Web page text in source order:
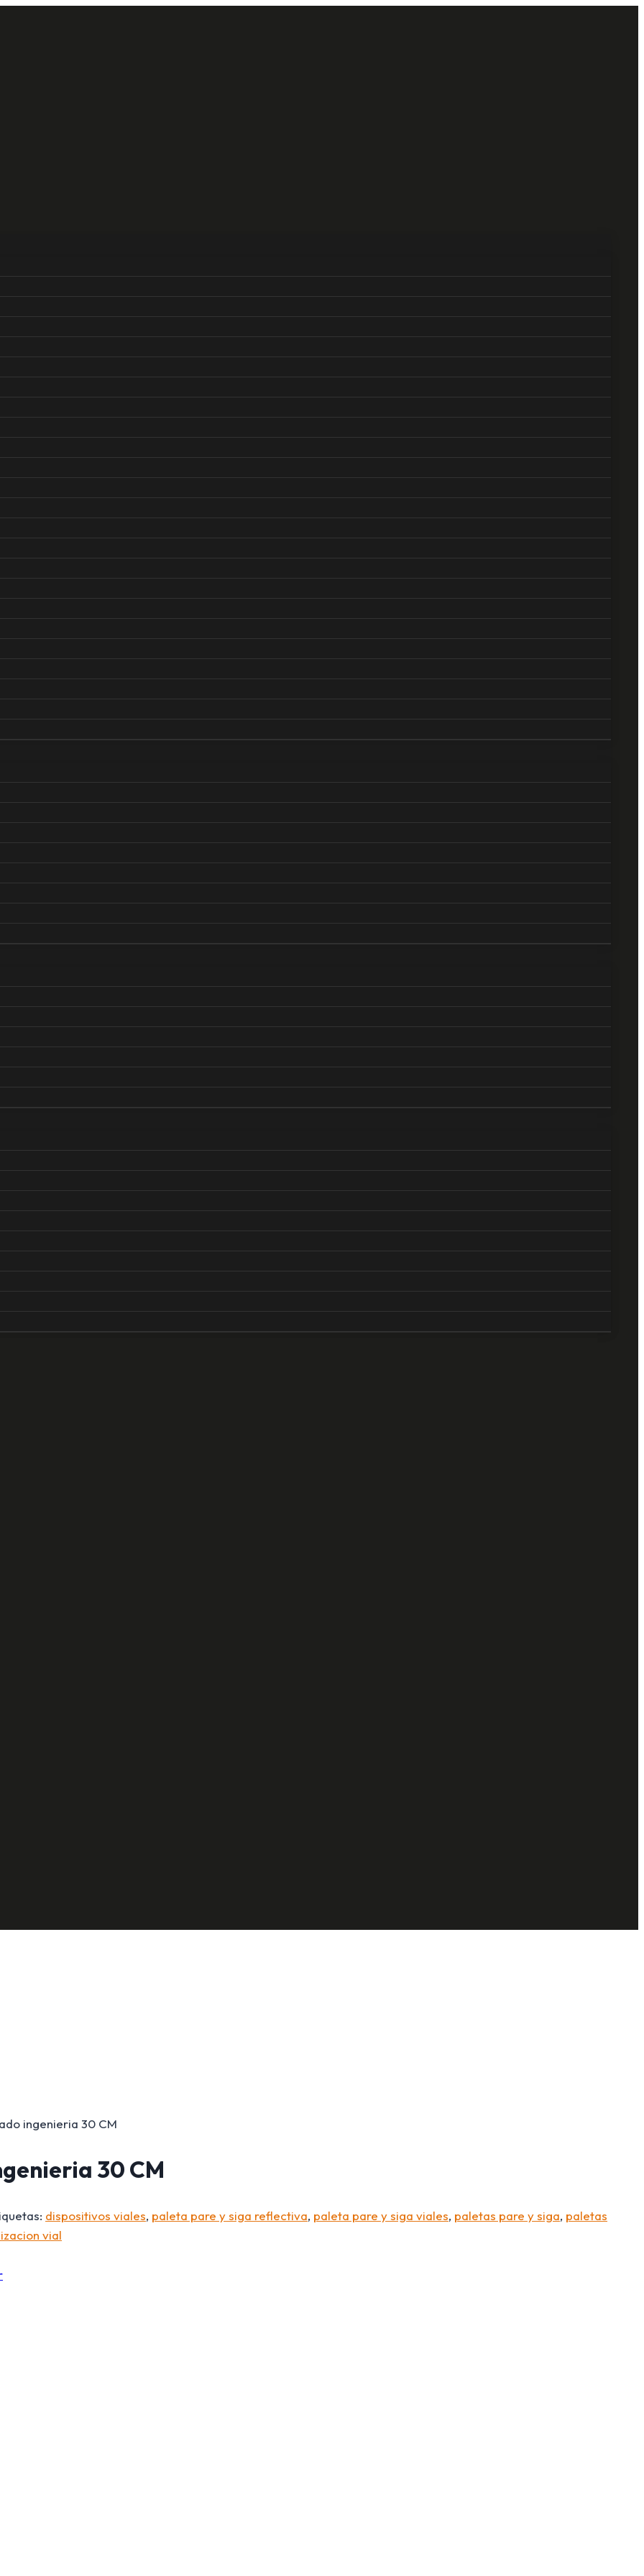
ingenieria 30 CM
30 CM
dispositivos viales, paleta pare y siga reflectiva, paleta pare y siga viales, paletas pare y siga, paletas
vial